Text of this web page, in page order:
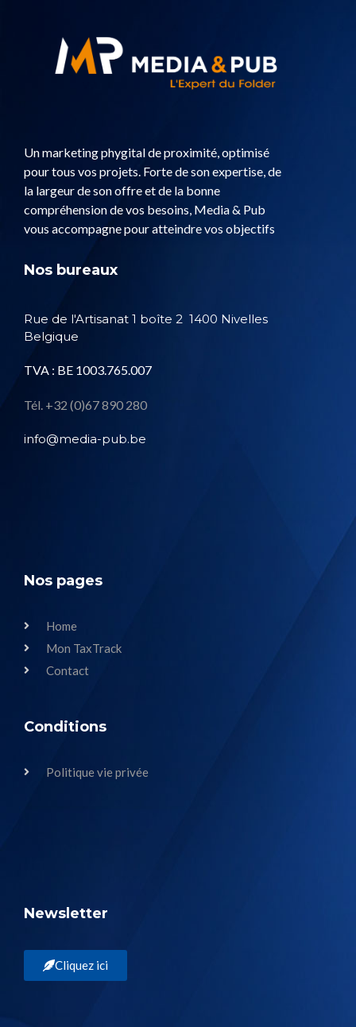
Un marketing phygital de proximité, optimisé
pour tous vos projets. Forte de son expertise, de
la largeur de son offre et de la bonne
compréhension de vos besoins, Media & Pub
vous accompagne pour atteindre vos objectifs
Nos bureaux
Rue de l'Artisanat 1 boîte 2 1400 Nivelles
Belgique
TVA : BE 1003.765.007
Tél. +32 (0)67 890 280
info@media-pub.be
Nos pages
Home
Mon TaxTrack
Contact
Conditions
Politique vie privée
Newsletter
Cliquez ici